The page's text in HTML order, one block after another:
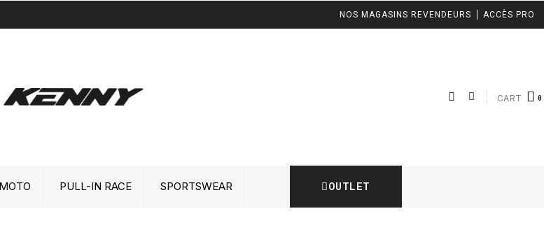
NOS MAGASINS REVENDEURS ACCÈS PRO
CART
MOTO PULL-IN RACE SPORTSWEAR OUTLET